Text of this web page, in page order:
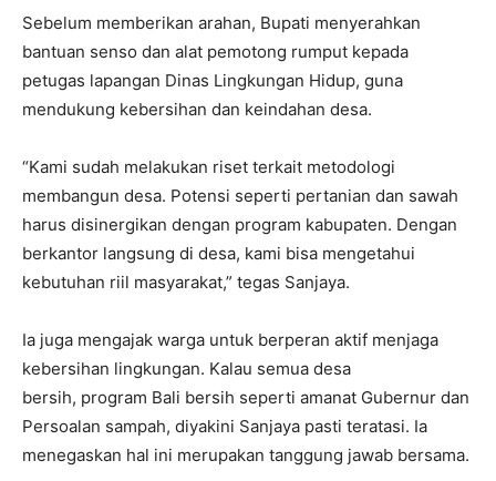
Sebelum memberikan arahan, Bupati menyerahkan
bantuan senso dan alat pemotong rumput kepada
petugas lapangan Dinas Lingkungan Hidup, guna
mendukung kebersihan dan keindahan desa.
“Kami sudah melakukan riset terkait metodologi
membangun desa. Potensi seperti pertanian dan sawah
harus disinergikan dengan program kabupaten. Dengan
berkantor langsung di desa, kami bisa mengetahui
kebutuhan riil masyarakat,” tegas Sanjaya.
Ia juga mengajak warga untuk berperan aktif menjaga
kebersihan lingkungan. Kalau semua desa
bersih, program Bali bersih seperti amanat Gubernur dan
Persoalan sampah, diyakini Sanjaya pasti teratasi. Ia
menegaskan hal ini merupakan tanggung jawab bersama.